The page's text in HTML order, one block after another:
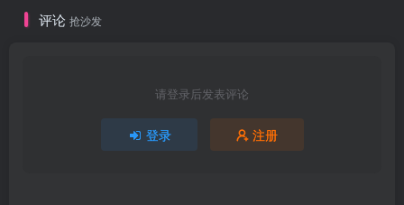
评论 抢沙发
请登录后发表评论
登录 注册